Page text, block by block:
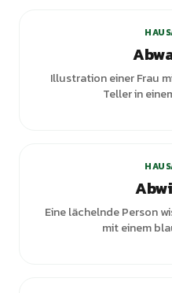
Illustration einer Frau
Teller in
Eine lächelnde Person
mit einem